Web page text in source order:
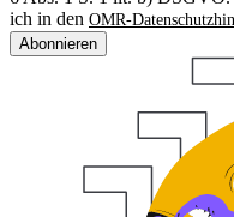
ich in den OMR-
Abonnieren